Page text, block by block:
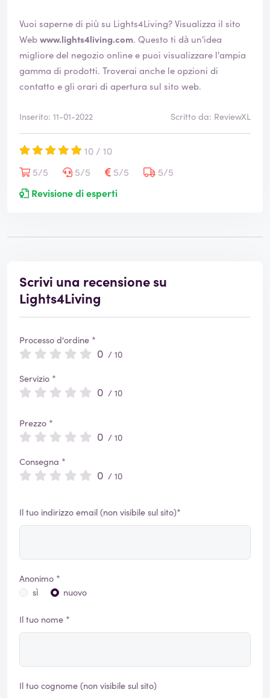
Vuoi saperne di più su Lights4Living? Visualizza il sito
Webwww.lights4living.com. Questo ti dà un'idea
migliore del negozio online e puoi visualizzare l'ampia
gamma di prodotti. Troverai anche le opzioni di
contatto e gli orari di apertura sul sito web.
Inserito: 11-01-2022 Scritto da: ReviewXL
10 / 10
5/5
5/5 5/5
5/5
Revisione di esperti
Scrivi una recensione su
Lights4Living
Processo d'ordine *
0 / 10
Servizio *
0 / 10
Prezzo *
0 / 10
Consegna *
0 / 10
Il tuo indirizzo email (non visibile sul sito)*
Anonimo *
sì
nuovo
Il tuo nome *
Il tuo cognome (non visibile sul sito)